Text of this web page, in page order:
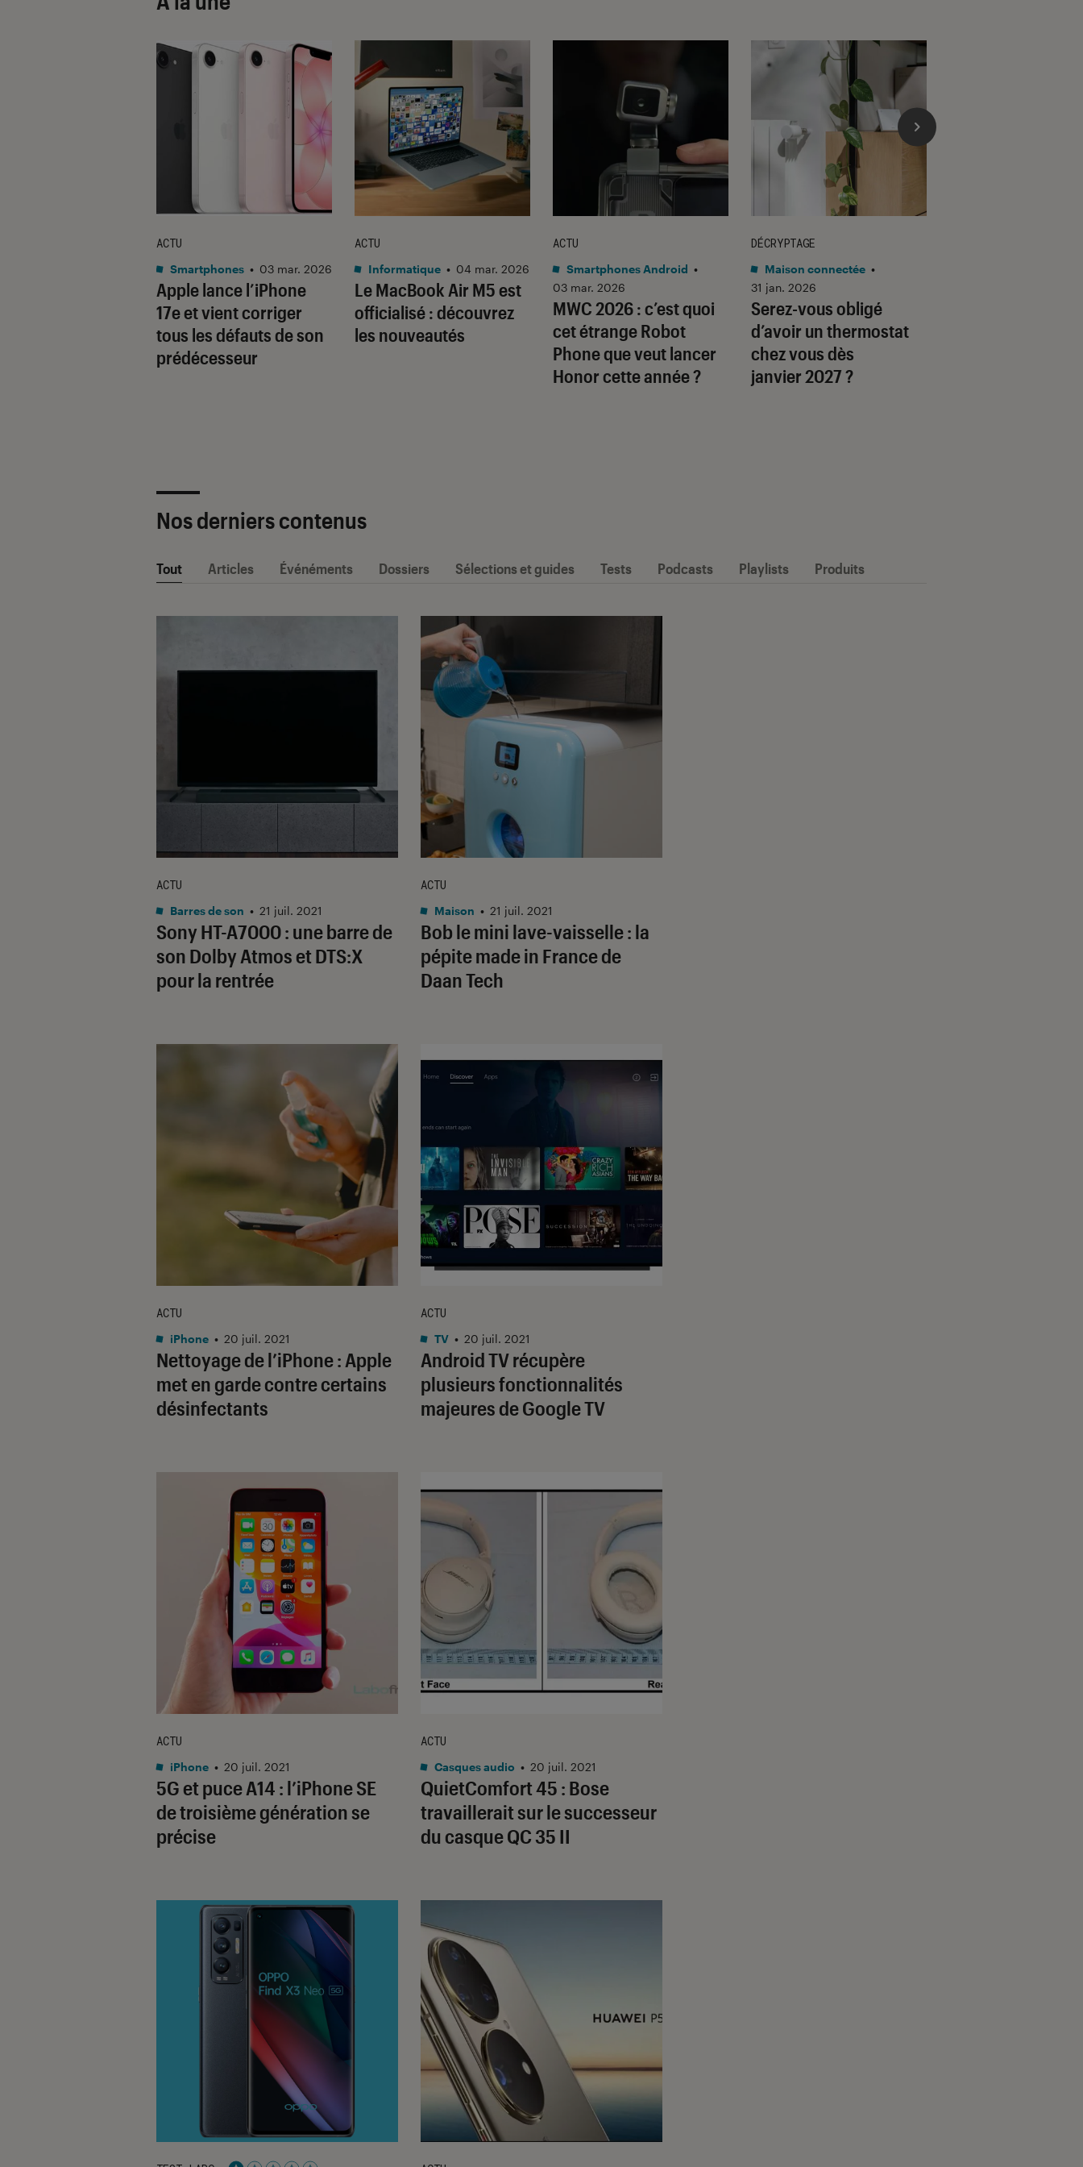
Apple lance l’iPhone
17e et vient corriger
tous les défauts de son
prédécesseur
ACTU
Smartphones • 03 mar. 2026
Le MacBook Air M5 est
officialisé : découvrez
les nouveautés
ACTU
Informatique • 04 mar. 2026
MWC 2026 : c’est quoi
cet étrange Robot
Phone que veut lancer
Honor cette année ?
ACTU
Smartphones Android •
03 mar. 2026
Serez-vous obligé
d’avoir un thermostat
chez vous dès
janvier 2027 ?
DÉCRYPTAGE
Maison connectée •
31 jan. 2026
Nos derniers contenus
Tout Articles Événéments Dossiers Sélections et guides Tests Podcasts Playlists Produits
Sony HT-A7000 : une barre de
son Dolby Atmos et DTS:X
pour la rentrée
ACTU
Barres de son • 21 juil. 2021
Bob le mini lave-vaisselle : la
pépite made in France de
Daan Tech
ACTU
Maison • 21 juil. 2021
Nettoyage de l’iPhone : Apple
met en garde contre certains
désinfectants
ACTU
iPhone • 20 juil. 2021
Android TV récupère
plusieurs fonctionnalités
majeures de Google TV
ACTU
TV • 20 juil. 2021
5G et puce A14 : l’iPhone SE
de troisième génération se
précise
ACTU
iPhone • 20 juil. 2021
QuietComfort 45 : Bose
travaillerait sur le successeur
du casque QC 35 II
ACTU
Casques audio • 20 juil. 2021